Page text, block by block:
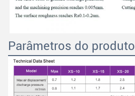
Parâmetros do produto